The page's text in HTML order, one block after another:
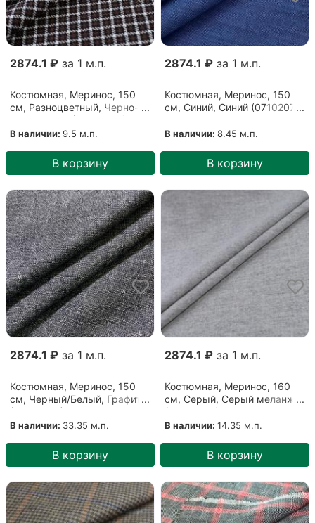
2874.1 ₽ за 1 м.п.
Костюмная, Меринос, 150
см, Разноцветный, Черно-
коричневый (24062106)
В наличии: 9.5 м.п.
В корзину
2874.1 ₽ за 1 м.п.
Костюмная, Меринос, 150
см, Синий, Синий (0710207)
В наличии: 8.45 м.п.
В корзину
2874.1 ₽ за 1 м.п.
Костюмная, Меринос, 150
см, Черный/Белый, Графит
(23032102)
В наличии: 33.35 м.п.
В корзину
2874.1 ₽ за 1 м.п.
Костюмная, Меринос, 160
см, Серый, Серый меланж
(24062105)
В наличии: 14.35 м.п.
В корзину